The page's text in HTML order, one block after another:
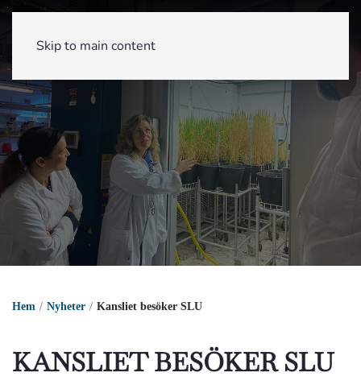
Skip to main content
Hem Nyheter Kansliet besöker SLU
KANSLIET BESÖKER SLU